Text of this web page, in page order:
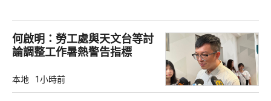
何啟明：勞工處與天文台等討
論調整工作暑熱警告指標
本地 1小時前